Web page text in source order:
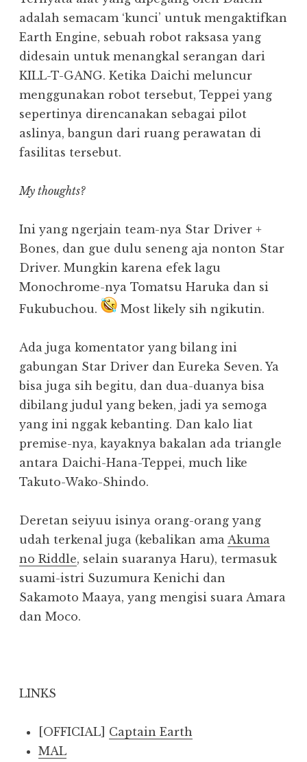
adalah semacam ‘kunci’ untuk mengaktifkan
Earth Engine, sebuah robot raksasa yang
didesain untuk menangkal serangan dari
KILL-T-GANG. Ketika Daichi meluncur
menggunakan robot tersebut, Teppei yang
sepertinya direncanakan sebagai pilot
aslinya, bangun dari ruang perawatan di
fasilitas tersebut.
My thoughts?
Ini yang ngerjain team-nya Star Driver +
Bones, dan gue dulu seneng aja nonton Star
Driver. Mungkin karena efek lagu
Monochrome-nya Tomatsu Haruka dan si
Fukubuchou.
Most likely sih ngikutin.
Ada juga komentator yang bilang ini
gabungan Star Driver dan Eureka Seven. Ya
bisa juga sih begitu, dan dua-duanya bisa
dibilang judul yang beken, jadi ya semoga
yang ini nggak kebanting. Dan kalo liat
premise-nya, kayaknya bakalan ada triangle
antara Daichi-Hana-Teppei, much like
Takuto-Wako-Shindo.
Deretan seiyuu isinya orang-orang yang
udah terkenal juga (kebalikan ama Akuma
no Riddle, selain suaranya Haru), termasuk
suami-istri Suzumura Kenichi dan
Sakamoto Maaya, yang mengisi suara Amara
dan Moco.
LINKS
[OFFICIAL] Captain Earth
MAL